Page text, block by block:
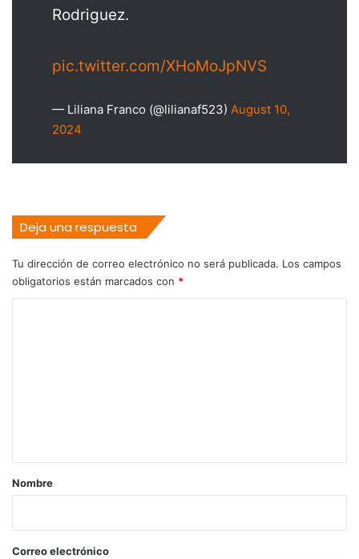
Rodriguez.
pic.twitter.com/XHoMoJpNVS
— Liliana Franco (@lilianaf523) August 10,
2024
Deja una respuesta
Tu dirección de correo electrónico no será publicada. Los campos
obligatorios están marcados con *
r
*
Nombre
Correo electrónico